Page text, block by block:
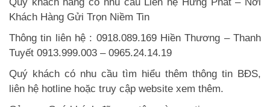
Quý khách hàng có nhu cầu Liên hệ Hưng Phát – Nơi
Khách Hàng Gửi Trọn Niềm Tin
Thông tin liên hệ : 0918.089.169 Hiền Thương – Thanh
Tuyết 0913.999.003 – 0965.24.14.19
Quý khách có nhu cầu tìm hiểu thêm thông tin BĐS,
liên hệ hotline hoặc truy cập website xem thêm.